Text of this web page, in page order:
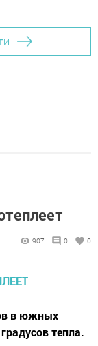
907 0 0
в южных
тепла.